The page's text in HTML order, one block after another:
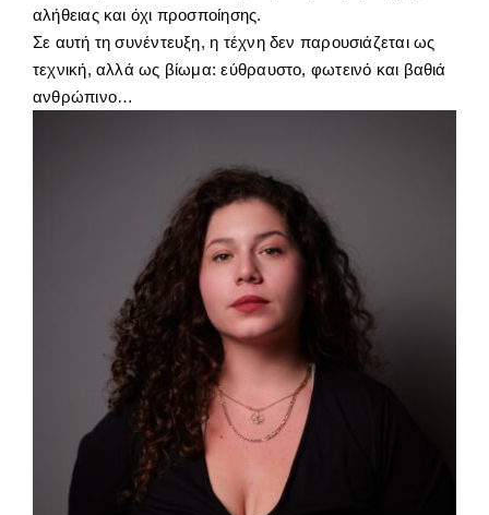
αλήθειας και όχι προσποίησης.
Σε αυτή τη συνέντευξη, η τέχνη δεν παρουσιάζεται ως
τεχνική, αλλά ως βίωμα: εύθραυστο, φωτεινό και βαθιά
ανθρώπινο…